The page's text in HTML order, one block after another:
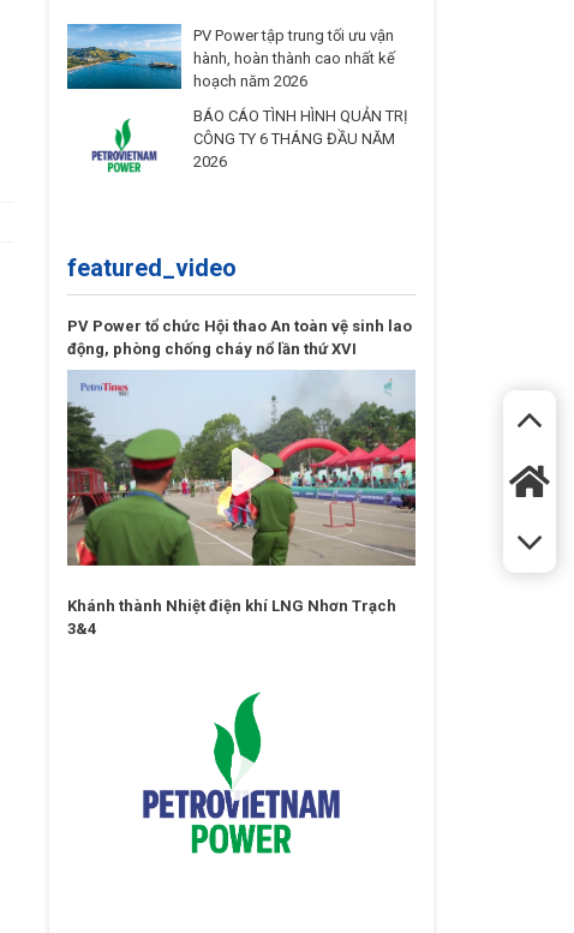
PV Power tập trung tối ưu vận
hành, hoàn thành cao nhất kế
hoạch năm 2026
BÁO CÁO TÌNH HÌNH QUẢN TRỊ
CÔNG TY 6 THÁNG ĐẦU NĂM
2026
featured_video
PV Power tổ chức Hội thao An toàn vệ sinh lao
động, phòng chống cháy nổ lần thứ XVI
Khánh thành Nhiệt điện khí LNG Nhơn Trạch
3&4